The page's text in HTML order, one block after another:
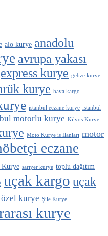
alo kurye anadolu
avrupa yakası
express kurye gebze kurye
kurye hava kargo
istanbul eczane kurye istanbul
motorlu kurye Kilyos Kurye
Moto Kurye is İlanları motor
eczane
sarıyer kurye toplu dağıtım
uçak kargo uçak
özel kurye Şile Kurye
kurye